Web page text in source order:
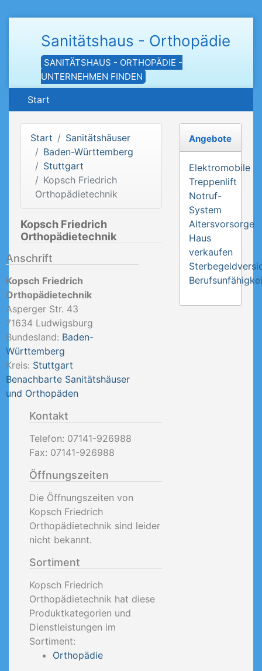
Sanitätshaus - Orthopädie
SANITÄTSHAUS - ORTHOPÄDIE -
UNTERNEHMEN FINDEN
Start
Start
Sanitätshäuser
Baden-Württemberg
Stuttgart
Kopsch Friedrich
Orthopädietechnik
Kopsch Friedrich
Orthopädietechnik
Anschrift
Kopsch Friedrich
Orthopädietechnik
Asperger Str. 43
71634 Ludwigsburg
Bundesland: Baden-
Württemberg
Kreis: Stuttgart
Benachbarte Sanitätshäuser
und Orthopäden
Kontakt
Telefon: 07141-926988
Fax: 07141-926988
Öffnungszeiten
Die Öffnungszeiten von
Kopsch Friedrich
Orthopädietechnik sind leider
nicht bekannt.
Sortiment
Kopsch Friedrich
Orthopädietechnik hat diese
Produktkategorien und
Dienstleistungen im
Sortiment:
Orthopädie
Angebote
Elektromobile
Treppenlift
Notruf-
System
Altersvorsorge
Haus
verkaufen